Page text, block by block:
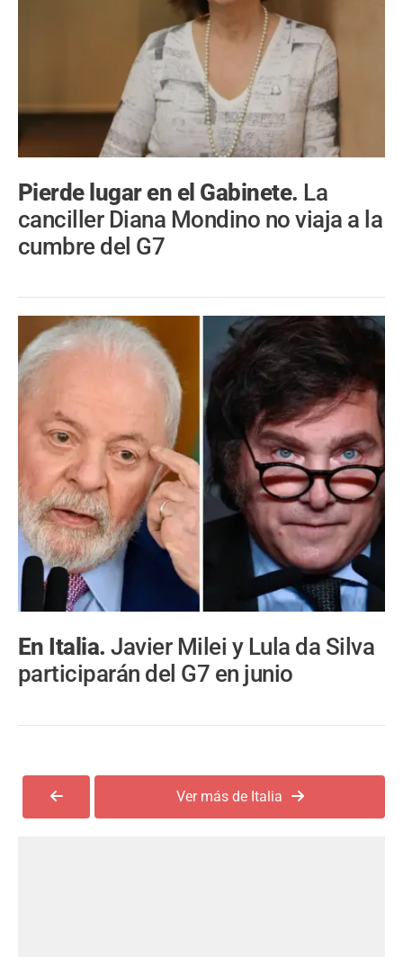
Pierde lugar en el Gabinete. La
canciller Diana Mondino no viaja a la
cumbre del G7
En Italia.Javier Milei y Lula da Silva
participarán del G7 en junio
Ver más de Italia